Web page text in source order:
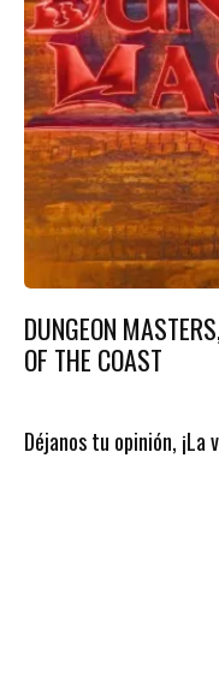
DUNGEON
OF THE COAST
Déjanos tu opinión, ¡La